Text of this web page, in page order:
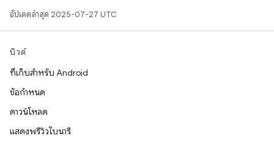
อัปเดตล่าสุด 2025-07-27 UTC
บิวด์
ที่เก็บสำหรับ Android
ข้อกำหนด
ดาวน์โหลด
แสดงพรีวิวไบนารี